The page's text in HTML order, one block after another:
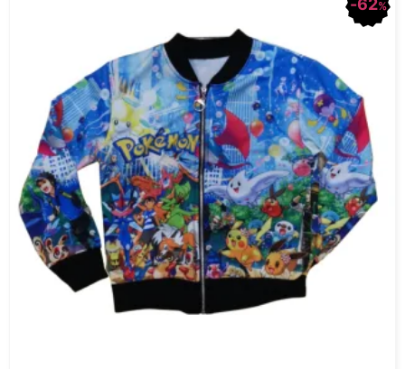
%